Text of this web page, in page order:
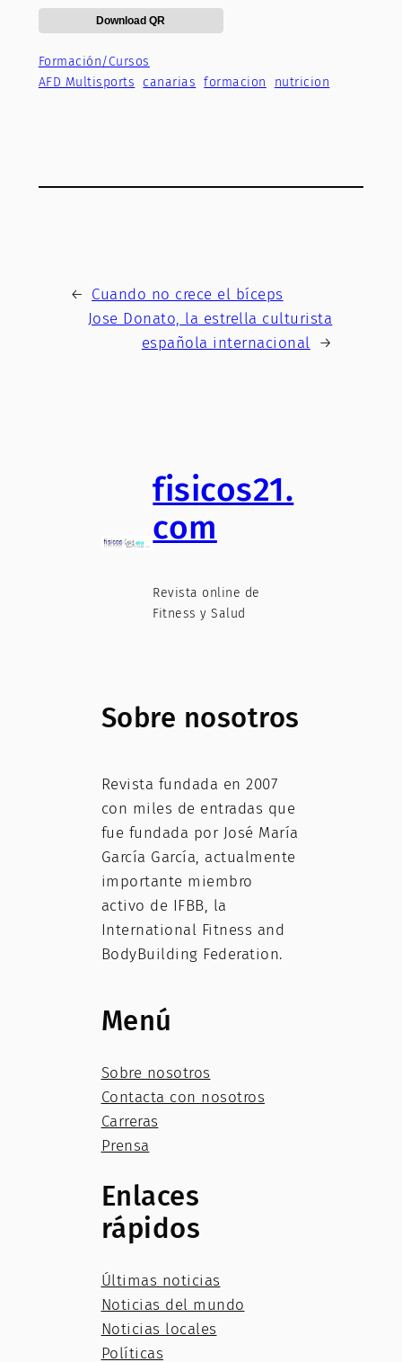
Download QR
Formación/Cursos
AFD Multisports
canarias formacion nutricion
← Cuando no crece el bíceps
Jose Donato, la estrella culturista
española internacional →
fisicos21.
com
Revista online de
Fitness y Salud
Sobre nosotros
Revista fundada en 2007
con miles de entradas que
fue fundada por José María
García García, actualmente
importante miembro
activo de IFBB, la
International Fitness and
BodyBuilding Federation.
Menú
Sobre nosotros
Contacta con nosotros
Carreras
Prensa
Enlaces
rápidos
Últimas noticias
Noticias del mundo
Noticias locales
Políticas